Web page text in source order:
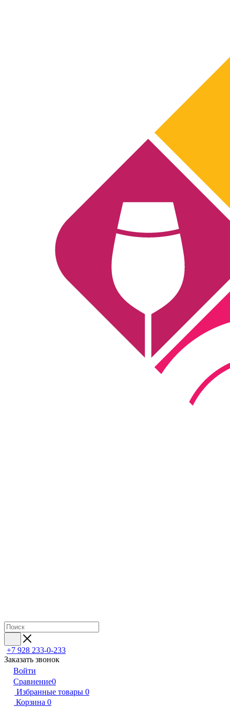
+7 928 233-0-233
Заказать звонок
Войти
Сравнение0
Избранные товары 0
Корзина 0